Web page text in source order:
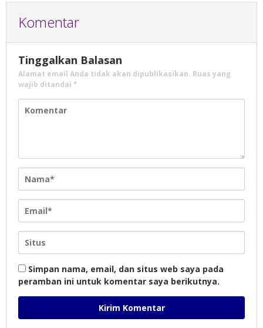
Komentar
Tinggalkan Balasan
Alamat email Anda tidak akan dipublikasikan. Ruas yang
wajib ditandai *
Simpan nama, email, dan situs web saya pada
peramban ini untuk komentar saya berikutnya.